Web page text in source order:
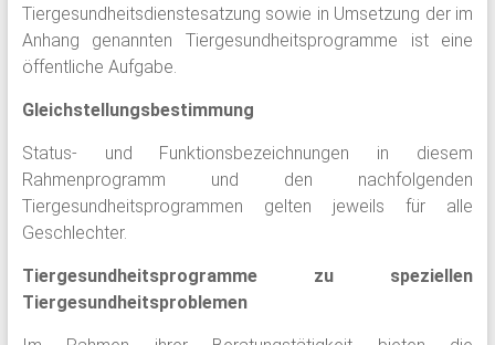
Tiergesundheitsdienstesatzung sowie in Umsetzung der im
Anhang genannten Tiergesundheitsprogramme ist eine
öffentliche Aufgabe.
Gleichstellungsbestimmung
Status- und Funktionsbezeichnungen in diesem
Rahmenprogramm und den nachfolgenden
Tiergesundheitsprogrammen gelten jeweils für alle
Geschlechter.
Tiergesundheitsprogramme zu speziellen
Tiergesundheitsproblemen